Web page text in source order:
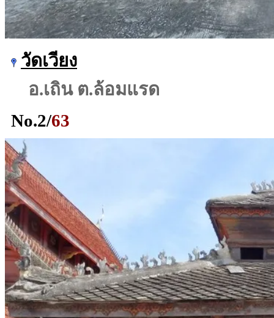
วัดเวียง
อ.เถิน ต.ล้อมแรด
No.2/63